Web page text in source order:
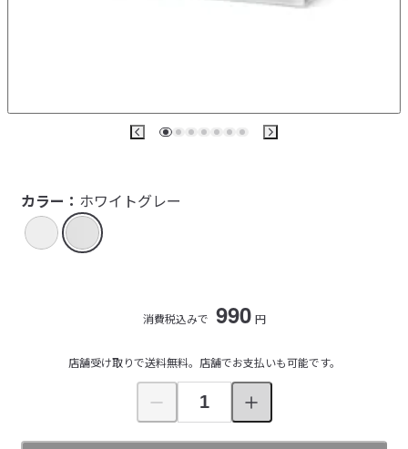
カラー： ホワイトグレー
消費税込みで 990 円
店舗受け取りで送料無料。店舗でお支払いも可能です。